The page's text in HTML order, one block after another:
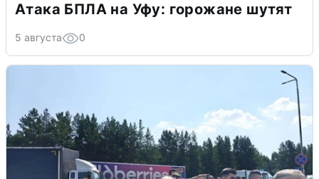
Атака БПЛА на Уфу: горожане шутят
5 августа 0